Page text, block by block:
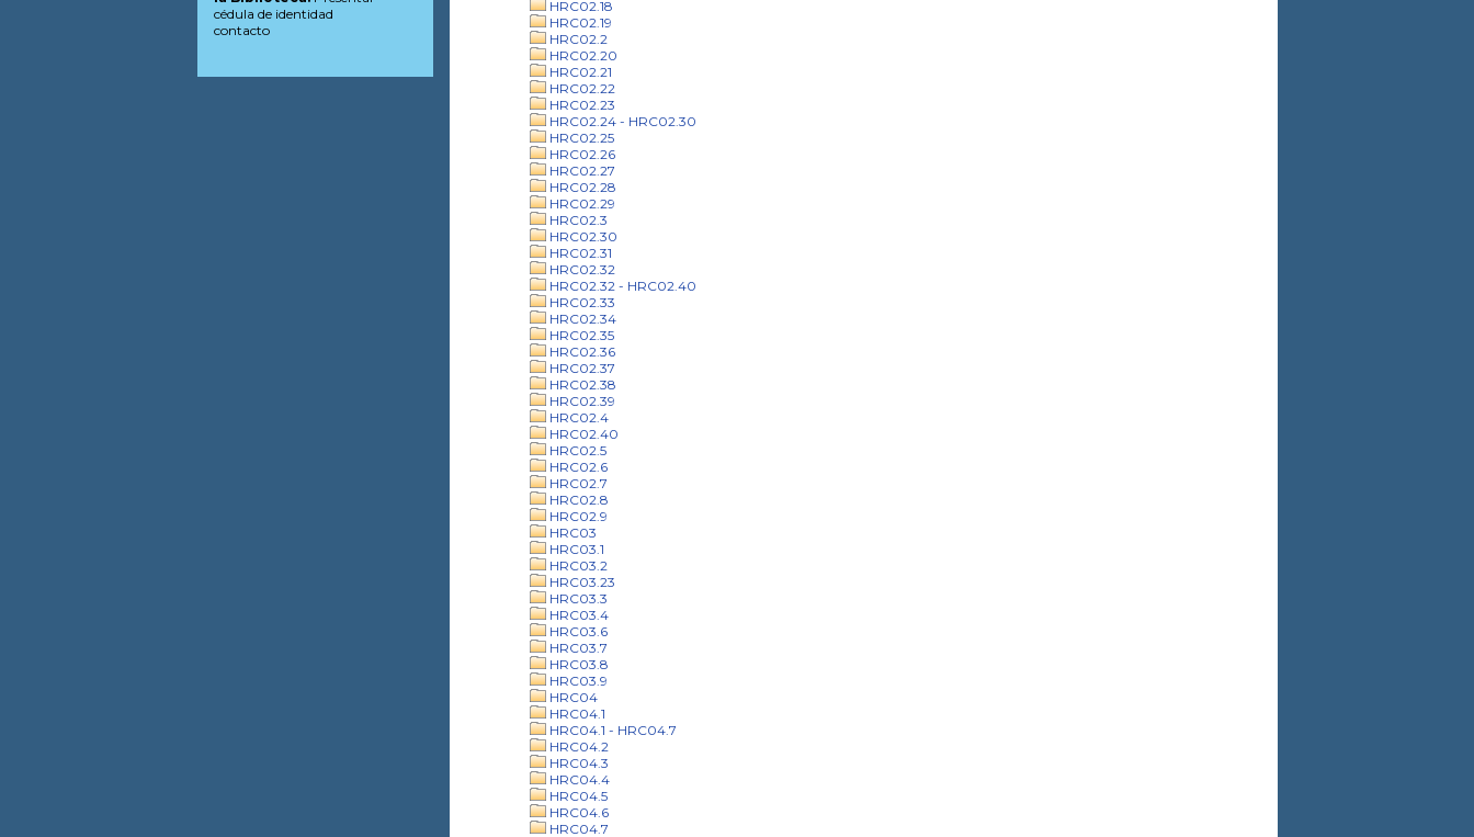
HRC02.18
HRC02.19
HRC02.2
HRC02.20
HRC02.21
HRC02.22
HRC02.23
HRC02.24 - HRC02.30
HRC02.25
HRC02.26
HRC02.27
HRC02.28
HRC02.29
HRC02.3
HRC02.30
HRC02.31
HRC02.32
HRC02.32 - HRC02.40
HRC02.33
HRC02.34
HRC02.35
HRC02.36
HRC02.37
HRC02.38
HRC02.39
HRC02.4
HRC02.40
HRC02.5
HRC02.6
HRC02.7
HRC02.8
HRC02.9
HRC03
HRC03.1
HRC03.2
HRC03.23
HRC03.3
HRC03.4
HRC03.6
HRC03.7
HRC03.8
HRC03.9
HRC04
HRC04.1
HRC04.1 - HRC04.7
HRC04.2
HRC04.3
HRC04.4
HRC04.5
HRC04.6
HRC04.7
cédula de identidad
contacto